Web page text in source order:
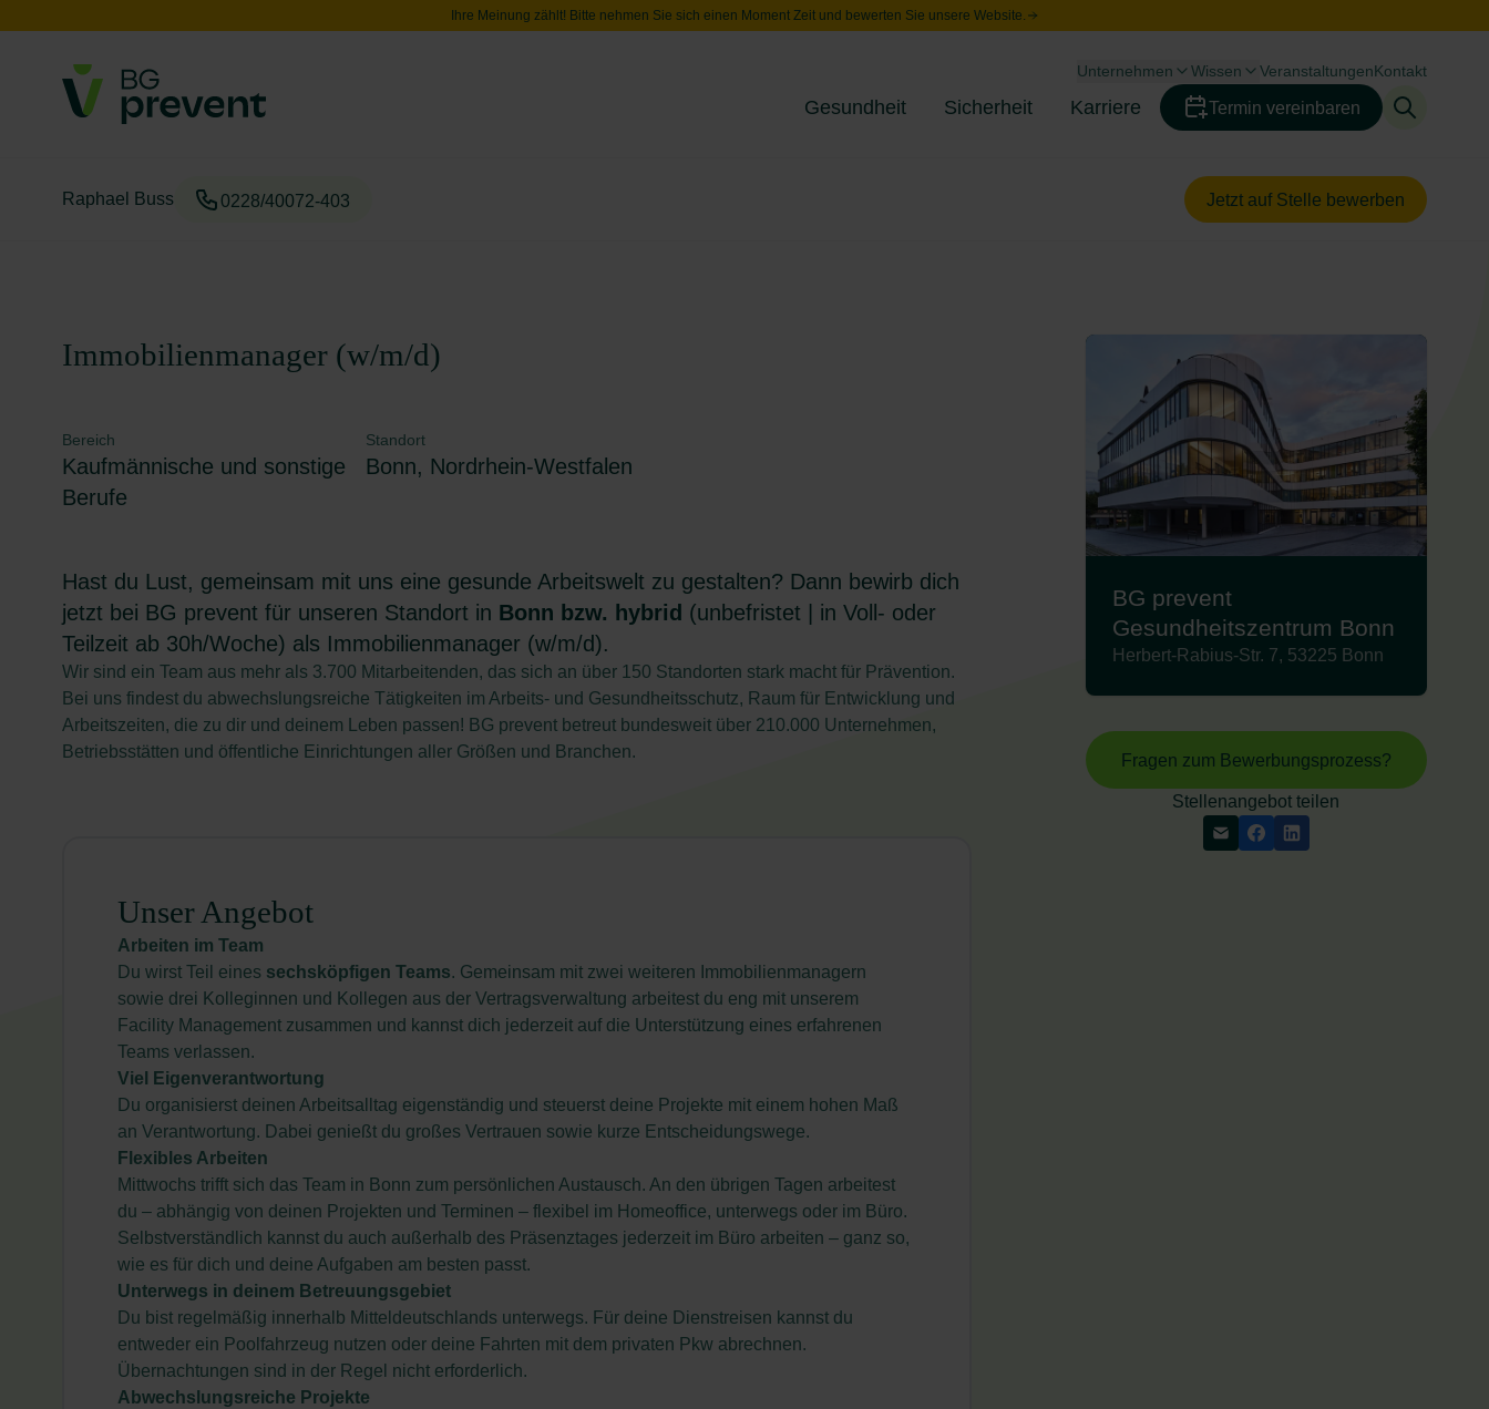
Ihre Meinung zählt! Bitte nehmen Sie sich einen Moment Zeit und bewerten Sie unsere Website.
Unternehmen
Toggle menu
Wissen
Toggle menu
VeranstaltungenKontakt
Gesundheit
Sicherheit
Karriere
Toggle menu
Termin vereinbaren
Raphael Buss 0228/40072-403 Jetzt auf Stelle bewerben
Immobilienmanager (w/m/d)
Bereich
Kaufmännische und sonstige
Berufe
Standort
Bonn, Nordrhein-Westfalen
Hast du Lust, gemeinsam mit uns eine gesunde Arbeitswelt zu gestalten? Dann bewirb dich
jetzt bei BG prevent für unseren Standort in Bonn bzw. hybrid (unbefristet | in Voll- oder
Teilzeit ab 30h/Woche) als Immobilienmanager (w/m/d).
Wir sind ein Team aus mehr als 3.700 Mitarbeitenden, das sich an über 150 Standorten stark macht für Prävention.
Bei uns findest du abwechslungsreiche Tätigkeiten im Arbeits- und Gesundheitsschutz, Raum für Entwicklung und
Arbeitszeiten, die zu dir und deinem Leben passen! BG prevent betreut bundesweit über 210.000 Unternehmen,
Betriebsstätten und öffentliche Einrichtungen aller Größen und Branchen.
Unser Angebot
Arbeiten im Team
Du wirst Teil eines sechsköpfigen Teams. Gemeinsam mit zwei weiteren Immobilienmanagern
sowie drei Kolleginnen und Kollegen aus der Vertragsverwaltung arbeitest du eng mit unserem
Facility Management zusammen und kannst dich jederzeit auf die Unterstützung eines erfahrenen
Teams verlassen.
Viel Eigenverantwortung
Du organisierst deinen Arbeitsalltag eigenständig und steuerst deine Projekte mit einem hohen Maß
an Verantwortung. Dabei genießt du großes Vertrauen sowie kurze Entscheidungswege.
Flexibles Arbeiten
Mittwochs trifft sich das Team in Bonn zum persönlichen Austausch. An den übrigen Tagen arbeitest
du – abhängig von deinen Projekten und Terminen – flexibel im Homeoffice, unterwegs oder im Büro.
Selbstverständlich kannst du auch außerhalb des Präsenztages jederzeit im Büro arbeiten – ganz so,
wie es für dich und deine Aufgaben am besten passt.
Unterwegs in deinem Betreuungsgebiet
Du bist regelmäßig innerhalb Mitteldeutschlands unterwegs. Für deine Dienstreisen kannst du
entweder ein Poolfahrzeug nutzen oder deine Fahrten mit dem privaten Pkw abrechnen.
Übernachtungen sind in der Regel nicht erforderlich.
Abwechslungsreiche Projekte
BG prevent
Gesundheitszentrum Bonn
Herbert-Rabius-Str. 7, 53225 Bonn
Fragen zum Bewerbungsprozess?
Stellenangebot teilen